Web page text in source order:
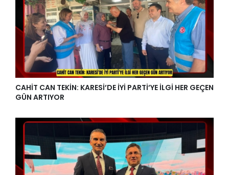
CAHİT CAN TEKİN: KARESİ’DE İYİ PARTİ’YE İLGİ HER GEÇEN
GÜN ARTIYOR